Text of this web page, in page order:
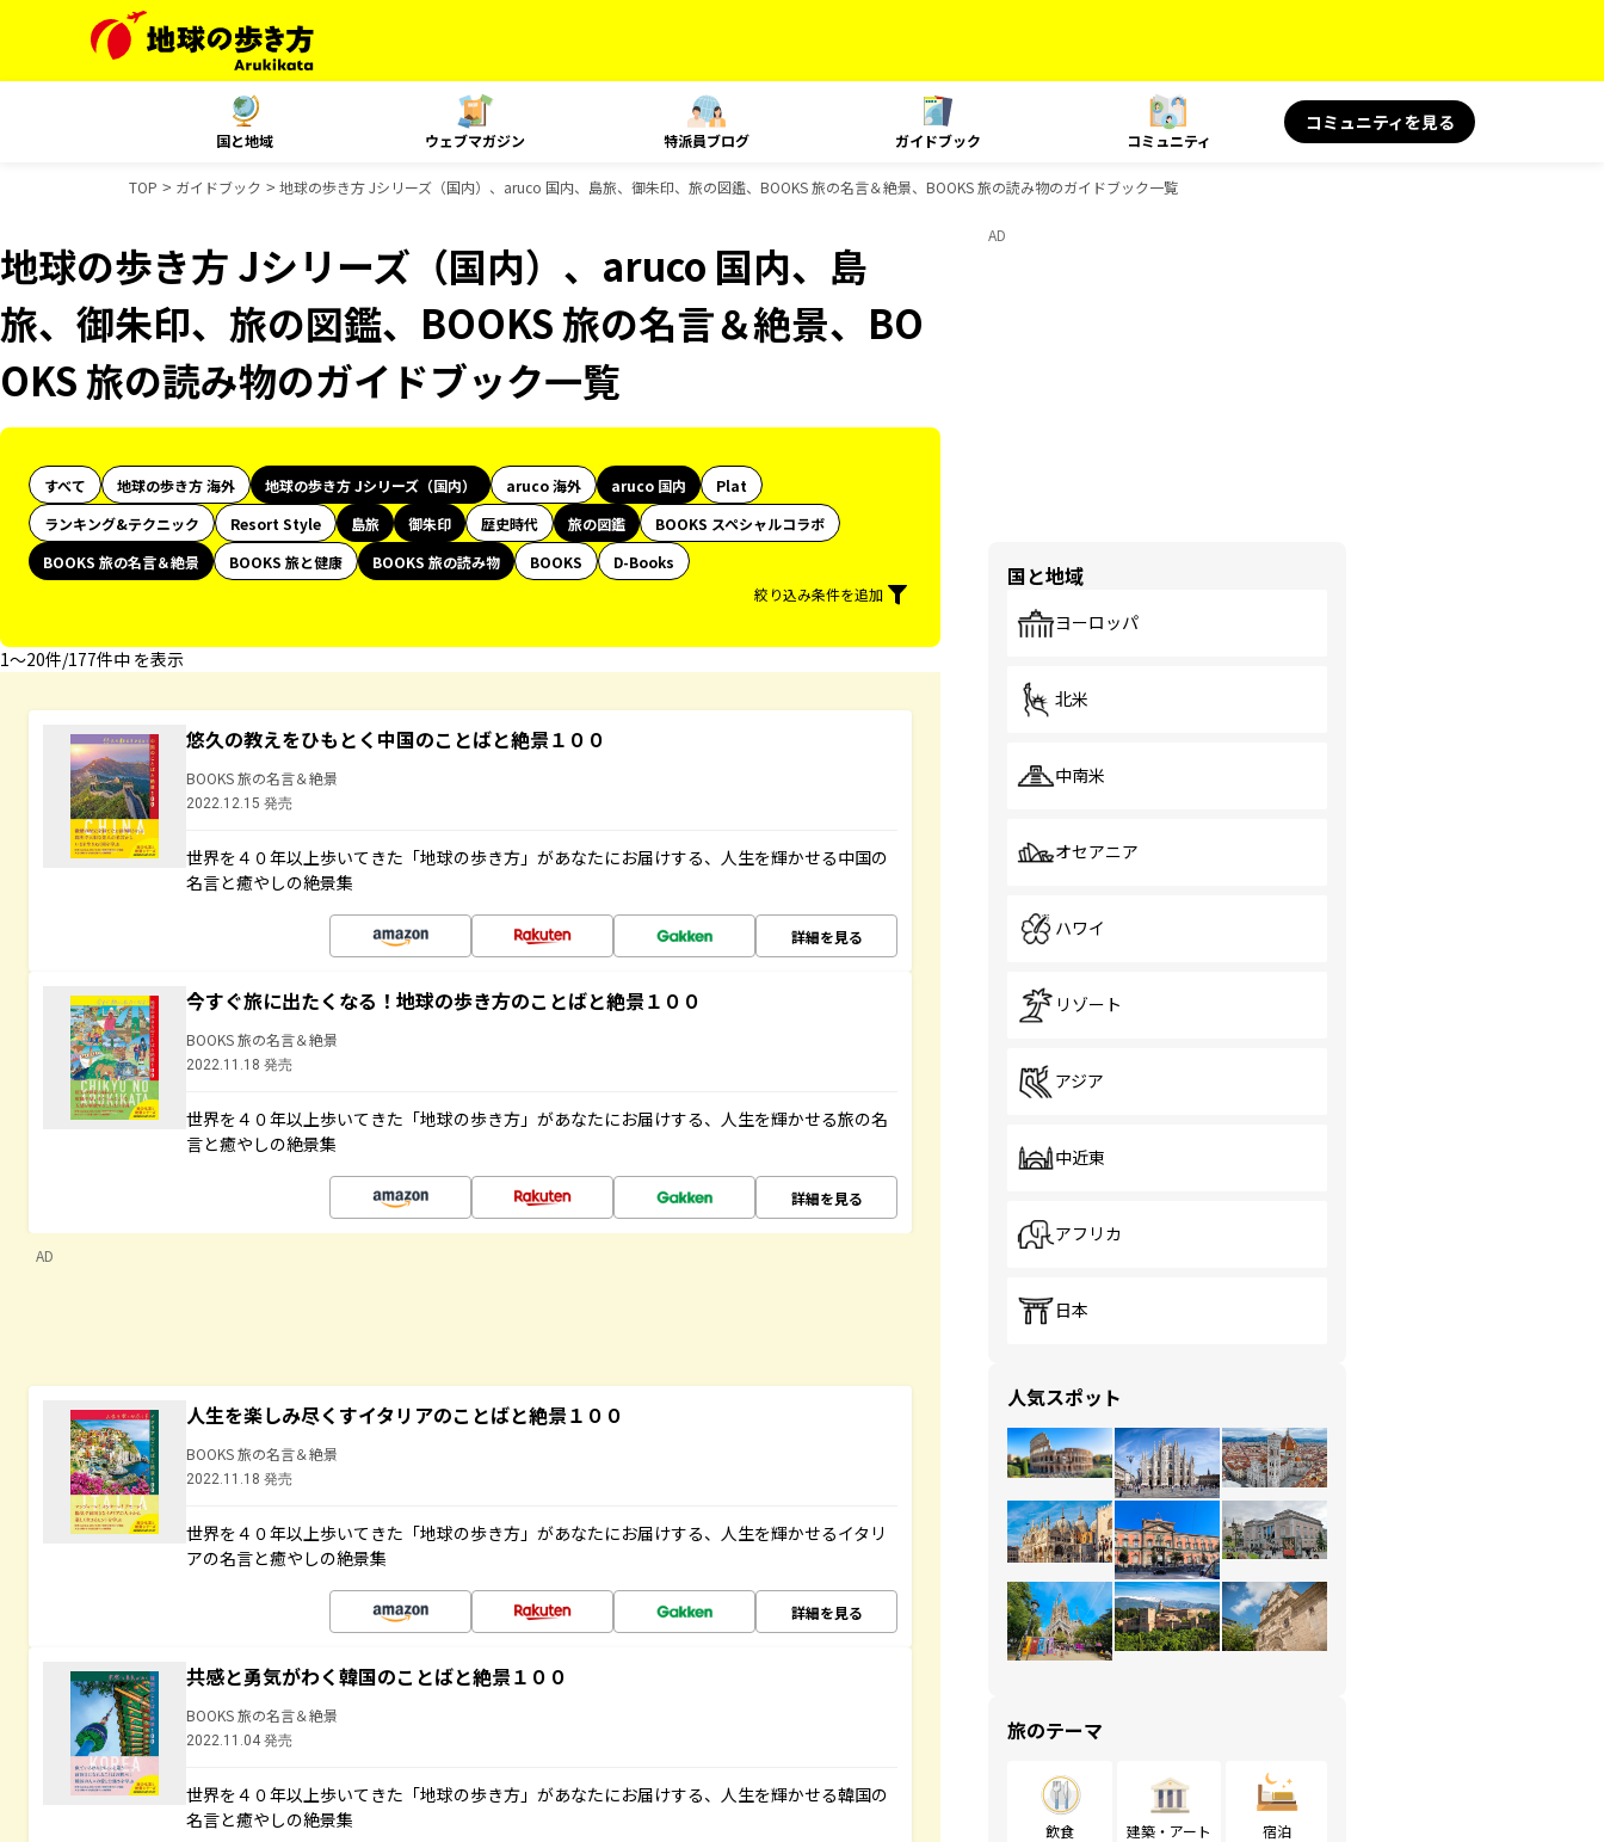
国と地域 ウェブマガジン 特派員ブログ ガイドブック コミュニティ
コミュニティを見る
TOP ガイドブック 地球の歩き方 Jシリーズ（国内）、aruco 国内、島旅、御朱印、旅の図鑑、BOOKS 旅の名言＆絶景、BOOKS 旅の読み物のガイドブック一覧
地球の歩き方 Jシリーズ（国内）、aruco 国内、島
旅、御朱印、旅の図鑑、BOOKS 旅の名言＆絶景、BO
OKS 旅の読み物のガイドブック一覧
すべて 地球の歩き方 海外 地球の歩き方 Jシリーズ（国内） aruco 海外 aruco 国内
Plat
ランキング&テクニック
Resort Style 島旅 御朱印 歴史時代 旅の図鑑
BOOKS スペシャルコラボ
BOOKS 旅の名言＆絶景
BOOKS 旅と健康 BOOKS 旅の読み物 BOOKS
D-Books
絞り込み条件を追加
1〜20件/177件中 を表示
悠久の教えをひもとく中国のことばと絶景１００
BOOKS 旅の名言＆絶景
2022.12.15 発売
世界を４０年以上歩いてきた「地球の歩き方」があなたにお届けする、人生を輝かせる中国の
名言と癒やしの絶景集
詳細を見る
今すぐ旅に出たくなる！地球の歩き方のことばと絶景１００
BOOKS 旅の名言＆絶景
2022.11.18 発売
世界を４０年以上歩いてきた「地球の歩き方」があなたにお届けする、人生を輝かせる旅の名
言と癒やしの絶景集
詳細を見る
AD
人生を楽しみ尽くすイタリアのことばと絶景１００
BOOKS 旅の名言＆絶景
2022.11.18 発売
世界を４０年以上歩いてきた「地球の歩き方」があなたにお届けする、人生を輝かせるイタリ
アの名言と癒やしの絶景集
詳細を見る
共感と勇気がわく韓国のことばと絶景１００
BOOKS 旅の名言＆絶景
2022.11.04 発売
世界を４０年以上歩いてきた「地球の歩き方」があなたにお届けする、人生を輝かせる韓国の
名言と癒やしの絶景集
AD
国と地域
ヨーロッパ
北米
中南米
オセアニア
ハワイ
リゾート
アジア
中近東
アフリカ
日本
人気スポット
旅のテーマ
飲食 建築・アート 宿泊